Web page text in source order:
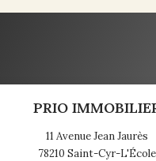
PRIO
11 Avenue Jean Jaurès
78210 Saint-Cyr-L'École